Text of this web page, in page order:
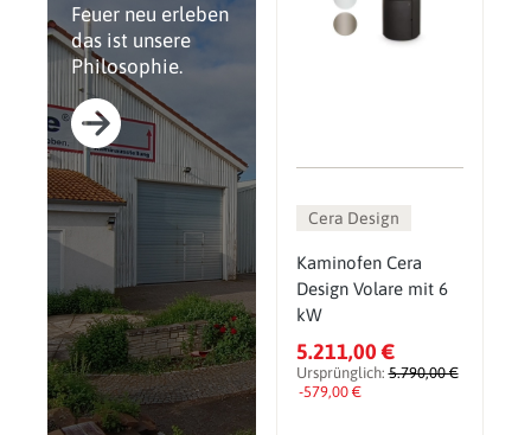
Feuer neu erleben
das ist unsere
Philosophie.
Cera Design
Kaminofen Cera
Design Volare mit 6
kW
5.211,00 €
Ursprünglich:5.790,00 €
-579,00 €